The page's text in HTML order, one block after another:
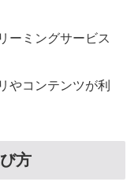
ーミングサービス
やコンテンツが利
方